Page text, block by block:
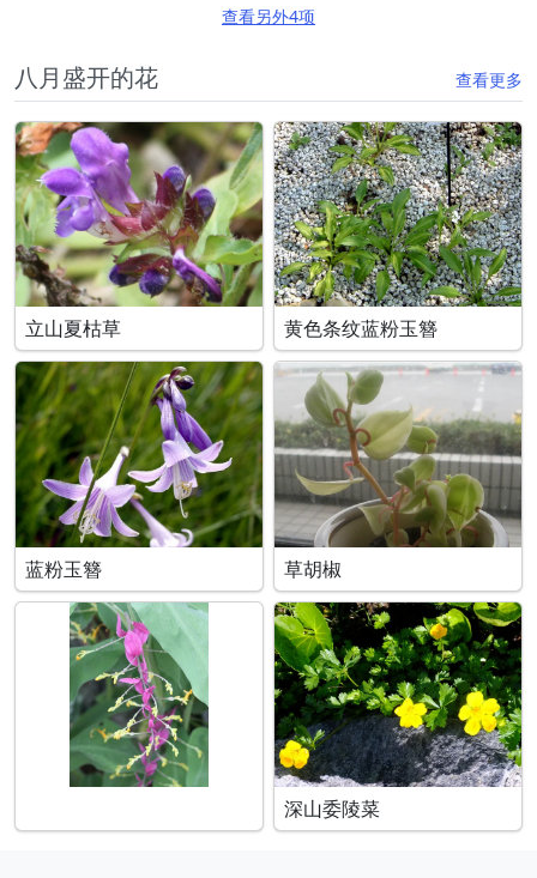
查看另外4项
八月盛开的花 查看更多
立山夏枯草 黄色条纹蓝粉玉簪
蓝粉玉簪 草胡椒
深山委陵菜